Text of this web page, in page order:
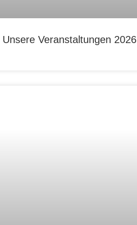
Unsere Veranstaltungen 2026